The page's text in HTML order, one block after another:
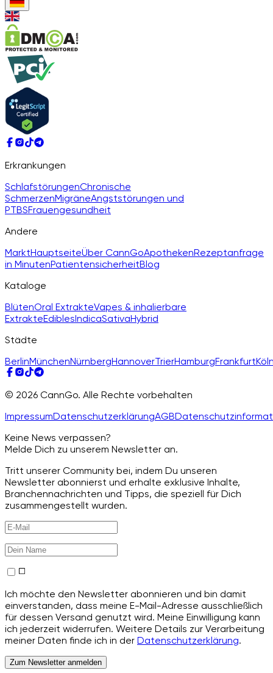
Erkrankungen
SchlafstörungenChronische
SchmerzenMigräneAngststörungen und
PTBSFrauengesundheit
Andere
MarktHauptseiteÜber CannGoApothekenRezeptanfrage
in MinutenPatientensicherheitBlog
Kataloge
BlütenOral ExtrakteVapes & inhalierbare
ExtrakteEdiblesIndicaSativaHybrid
Städte
BerlinMünchenNürnbergHannoverTrierHamburgFrankfurt
© 2026 CannGo. Alle Rechte vorbehalten
ImpressumDatenschutzerklärungAGB
Keine News verpassen?
Melde Dich zu unserem Newsletter an.
Tritt unserer Community bei, indem Du unseren
Newsletter abonnierst und erhalte exklusive Inhalte,
Branchennachrichten und Tipps, die speziell für Dich
zusammengestellt wurden.
Ich möchte den Newsletter abonnieren und bin damit
einverstanden, dass meine E-Mail-Adresse ausschließlich
für dessen Versand genutzt wird. Meine Einwilligung kann
ich jederzeit widerrufen. Weitere Details zur Verarbeitung
meiner Daten finde ich in der Datenschutzerklärung.
Zum Newsletter anmelden